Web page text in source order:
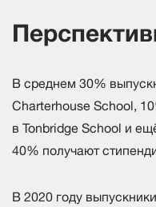
В среднем 30%
Charterhouse School,
в Tonbridge School и
40% получают
В 2020 году